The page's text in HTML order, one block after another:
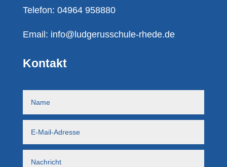
Telefon: 04964 958880
Email: info@ludgerusschule-rhede.de
Kontakt